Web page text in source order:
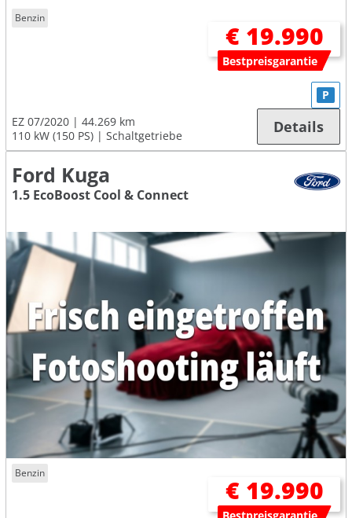
Benzin
€ 19.990
Bestpreisgarantie
EZ 07/2020
44.269 km
110 kW (150 PS)
Schaltgetriebe
P
Details
Ford Kuga
1.5 EcoBoost Cool & Connect
Benzin
€ 19.990